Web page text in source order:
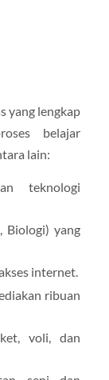
yang lengkap
belajar
lain:
teknologi
Biologi) yang
internet.
ribuan
voli, dan